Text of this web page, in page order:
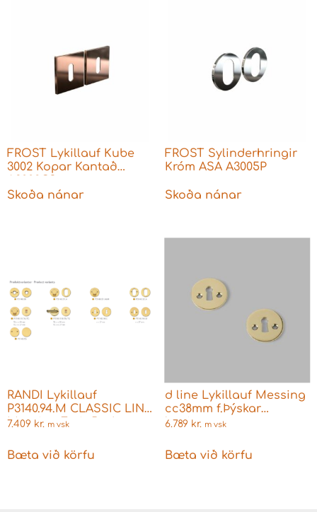
FROST Lykillauf Kube
3002 Kopar Kantað
Skoða nánar
FROST Sylinderhringir
Króm ASA A3005P
Skoða nánar
RANDI Lykillauf
P3140.94.M CLASSIC LINE
Messing Fyrir Boda
7.409 kr. m vsk
Bæta við körfu
d line Lykillauf Messing
cc38mm f.Þýskar
læsingar
6.789 kr. m vsk
Bæta við körfu